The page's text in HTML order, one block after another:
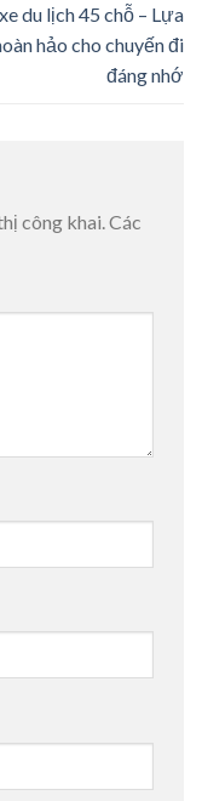
du lịch 45 chỗ – Lựa
hảo cho chuyến đi
đáng nhớ
công khai.Các